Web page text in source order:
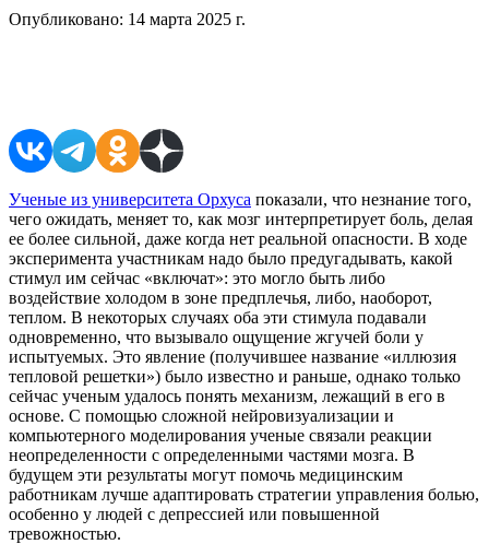
Опубликовано: 14 марта 2025 г.
Ученые из университета Орхуса показали, что незнание того,
чего ожидать, меняет то, как мозг интерпретирует боль, делая
ее более сильной, даже когда нет реальной опасности. В ходе
эксперимента участникам надо было предугадывать, какой
стимул им сейчас «включат»: это могло быть либо
воздействие холодом в зоне предплечья, либо, наоборот,
теплом. В некоторых случаях оба эти стимула подавали
одновременно, что вызывало ощущение жгучей боли у
испытуемых. Это явление (получившее название «иллюзия
тепловой решетки») было известно и раньше, однако только
сейчас ученым удалось понять механизм, лежащий в его в
основе. С помощью сложной нейровизуализации и
компьютерного моделирования ученые связали реакции
неопределенности с определенными частями мозга. В
будущем эти результаты могут помочь медицинским
работникам лучше адаптировать стратегии управления болью,
особенно у людей с депрессией или повышенной
тревожностью.